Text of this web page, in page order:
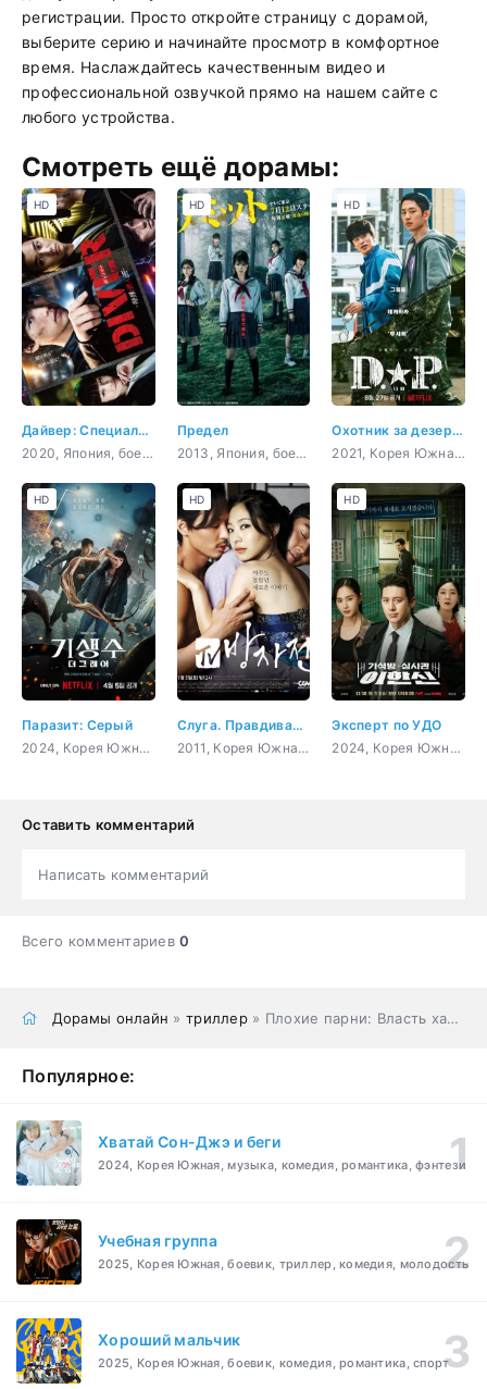
регистрации. Просто откройте страницу с дорамой,
выберите серию и начинайте просмотр в комфортное
время. Наслаждайтесь качественным видео и
профессиональной озвучкой прямо на нашем сайте с
любого устройства.
Смотреть ещё дорамы:
Дайвер: Специальная команда по внедрению
2020, Япония, боевик, мистика, криминал, драма
HD
Предел
2013, Япония, боевик, триллер, психология, драма
HD
Охотник за дезертирами
2021, Корея Южная, боевик, военный, драма
HD
Паразит: Серый
2024, Корея Южная, боевик, мистика, ужасы, sci-fi
HD
Слуга. Правдивая история Пан-джа
2011, Корея Южная, история, романтика, драма
HD
Эксперт по УДО
2024, Корея Южная, мистика, закон, криминал, драма
HD
Оставить комментарий
Написать комментарий
Всего комментариев0
Дорамы онлайн »триллер » Плохие парни: Власть хаоса
Популярное:
Хватай Сон-Джэ и беги
2024, Корея Южная, музыка, комедия, романтика, фэнтези
Учебная группа
2025, Корея Южная, боевик, триллер, комедия, молодость
Хороший мальчик
2025, Корея Южная, боевик, комедия, романтика, спорт